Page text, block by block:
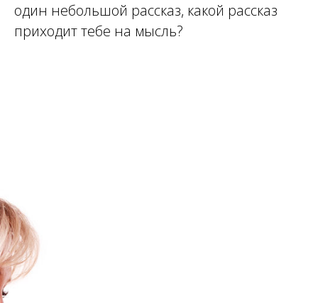
один небольшой рассказ, какой рассказ
приходит тебе на мысль?